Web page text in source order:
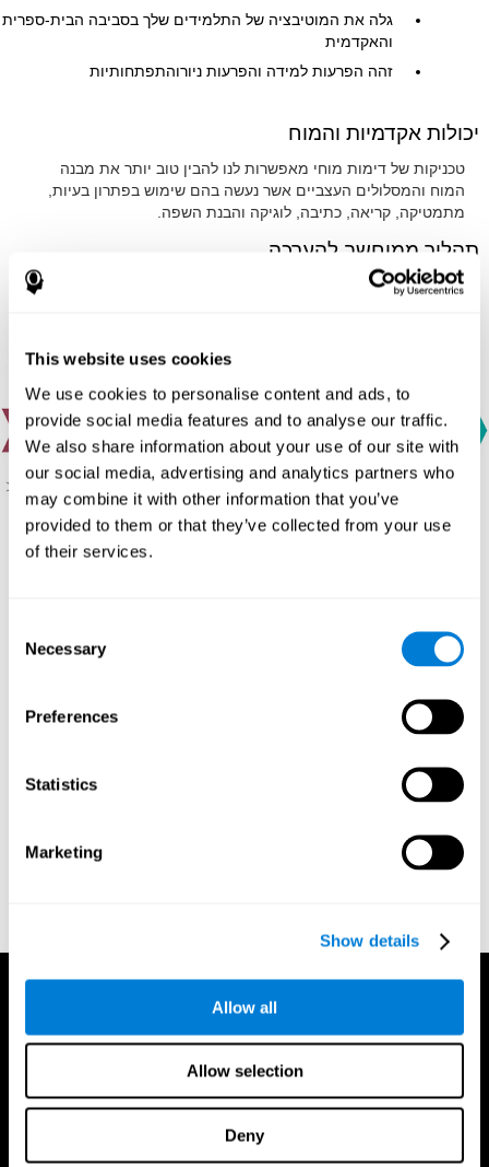
This website uses cookies
We use cookies to personalise content and ads, to
provide social media features and to analyse our traffic.
We also share information about your use of our site with
our social media, advertising and analytics partners who
may combine it with other information that you’ve
provided to them or that they’ve collected from your use
of their services.
Selection
Necessary
Preferences
Statistics
Marketing
Show details
Allow all
Allow selection
Deny
גלה את המוטיבציה של התלמידים שלך בסביבה הבית-ספרית
והאקדמית
זהה הפרעות למידה והפרעות ניורוהתפתחותיות
יכולות אקדמיות והמוח
טכניקות של דימות מוחי מאפשרות לנו להבין טוב יותר את מבנה
המוח והמסלולים העצביים אשר נעשה בהם שימוש בפתרון בעיות,
מתמטיקה, קריאה, כתיבה, לוגיקה והבנת השפה.
תהליך ממוחשב להערכה
ה-CAB-A מיועד לשימוש על ידי יחידים, אך הפלטפורמה המקוונת
אקדמית.
2. הערכה קוגנטיבית:
קשב, זיכרון, קורדינציה ותפיסה.
יוצג בשני דו"חות שונים אשר ישלחו באופן אוטומטי לאיש המקצוע
האחראי (מורה, מחנך, או רופא), ויכללו המלצות לכיתה.